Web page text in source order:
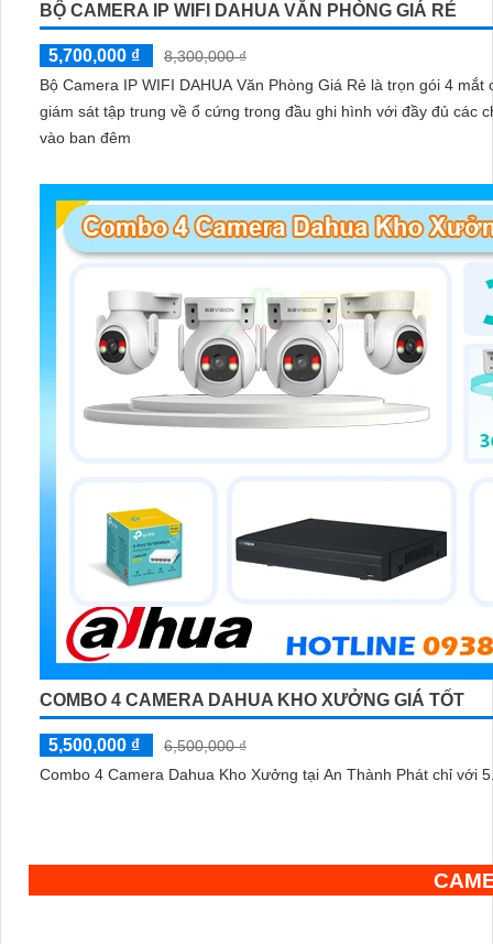
BỘ CAMERA IP WIFI DAHUA VĂN PHÒNG GIÁ RẺ
5,700,000 ₫
8,300,000 ₫
Bộ Camera IP WIFI DAHUA Văn Phòng Giá Rẻ là trọn gói 4
giám sát tập trung về ổ cứng trong đầu ghi hình với đầy đủ các
vào ban đêm
COMBO 4 CAMERA DAHUA KHO XƯỞNG GIÁ TỐT
5,500,000 ₫
6,500,000 ₫
Combo 4 Camera Dahua Kho Xưởng tại An Thành Phát chỉ với